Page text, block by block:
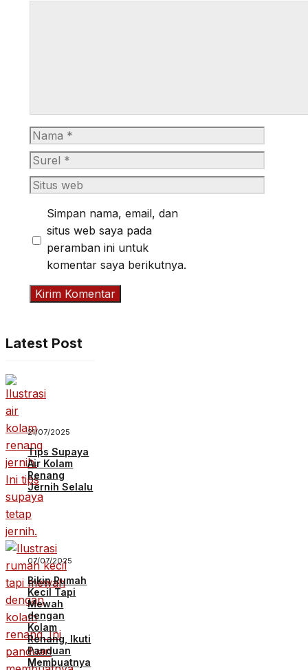
Nama
Surel
Situs
Simpan nama, email, dan
situs web saya pada
peramban ini untuk
komentar saya berikutnya.
Latest Post
21/07/2025
Tips Supaya
Air Kolam
Renang
Jernih Selalu
07/07/2025
Bikin Rumah
Kecil Tapi
Mewah
dengan
Kolam
Renang, Ikuti
Panduan
Membuatnya